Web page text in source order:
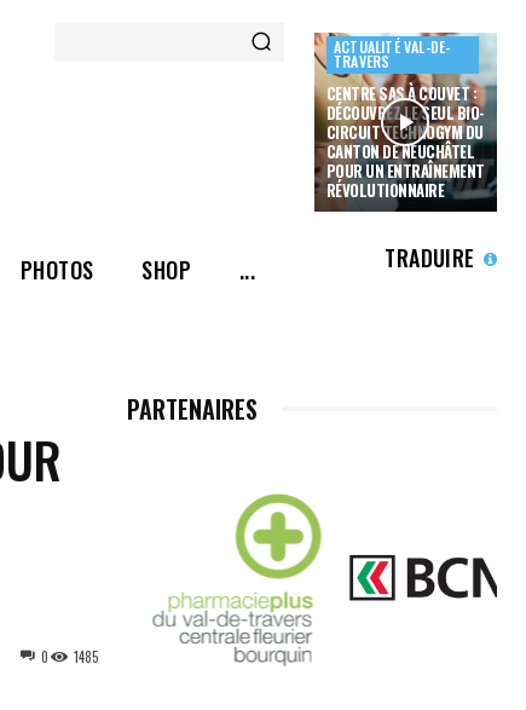
ACTUALITÉ VAL-DE-
TRAVERS
CENTRE SAS À COUVET :
DÉCOUVREZ LE SEUL BIO-
CIRCUIT TECHNOGYM DU
CANTON DE NEUCHÂTEL
POUR UN ENTRAÎNEMENT
RÉVOLUTIONNAIRE
PHOTOS SHOP ... TRADUIRE
1485
0
PARTENAIRES